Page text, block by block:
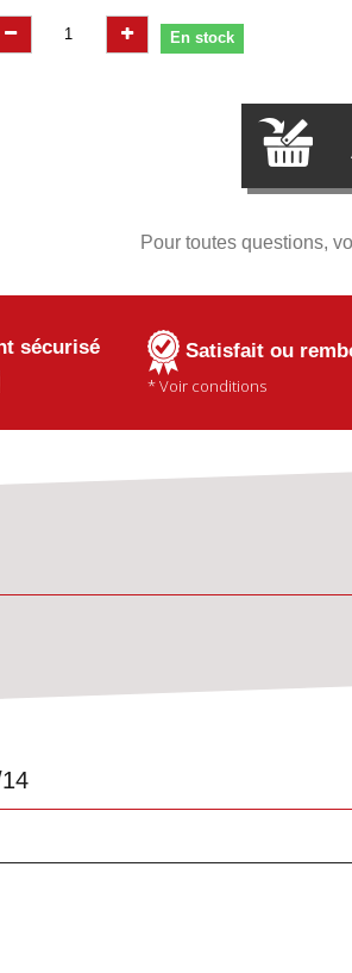
En stock
Pour toutes questions,
sécurisé Satisfait ou
* Voir conditions